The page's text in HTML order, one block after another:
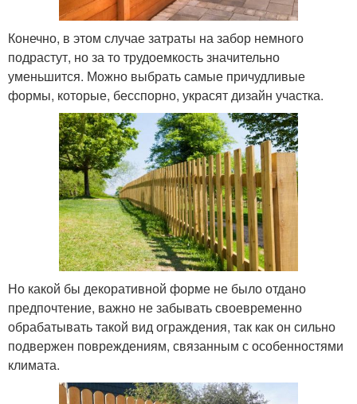
Конечно, в этом случае затраты на забор немного
подрастут, но за то трудоемкость значительно
уменьшится. Можно выбрать самые причудливые
формы, которые, бесспорно, украсят дизайн участка.
Но какой бы декоративной форме не было отдано
предпочтение, важно не забывать своевременно
обрабатывать такой вид ограждения, так как он сильно
подвержен повреждениям, связанным с особенностями
климата.